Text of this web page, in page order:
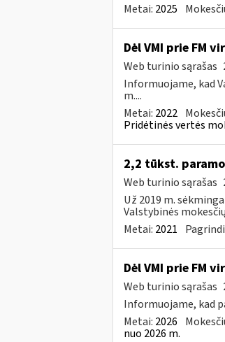
Metai: 2025
Dėl VMI prie FM
Web turinio sąrašas
Informuojame, kad
m....
Metai: 2022
Pridėtinės vertės
2,2 tūkst.
Web turinio sąrašas
Už 2019 m.
Valstybinės
Metai: 2021
Dėl VMI prie FM
Web turinio sąrašas
Informuojame, kad
Metai: 2026
nuo 2026 m.